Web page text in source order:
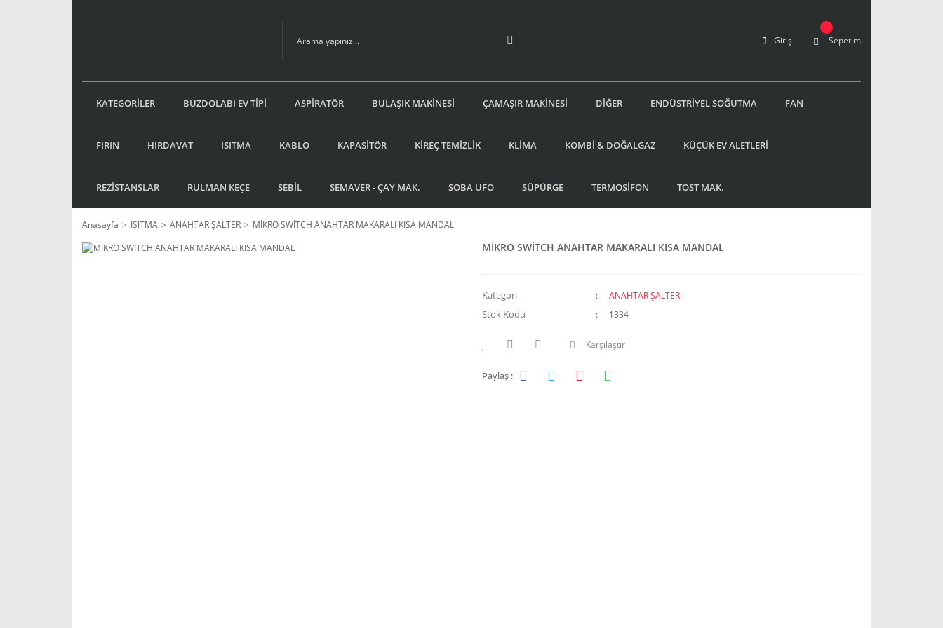
Giriş Sepetim
KATEGORİLER BUZDOLABI EV TİPİ ASPİRATÖR BULAŞIK MAKİNESİ ÇAMAŞIR MAKİNESİ DİĞER ENDÜSTRİYEL SOĞUTMA FAN
FIRIN HIRDAVAT ISITMA KABLO KAPASİTÖR KİREÇ TEMİZLİK KLİMA KOMBİ & DOĞALGAZ KÜÇÜK EV ALETLERİ
REZİSTANSLAR RULMAN KEÇE SEBİL SEMAVER - ÇAY MAK. SOBA UFO SÜPÜRGE TERMOSİFON TOST MAK.
Anasayfa ISITMA ANAHTAR ŞALTER MİKRO SWİTCH ANAHTAR MAKARALI KISA MANDAL
MİKRO SWİTCH ANAHTAR MAKARALI KISA MANDAL
Kategori ANAHTAR ŞALTER
Stok Kodu 1334
Karşılaştır
Paylaş :